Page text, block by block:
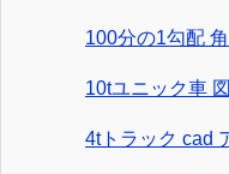
100分の1勾配
10tユニック車
4tトラック cad